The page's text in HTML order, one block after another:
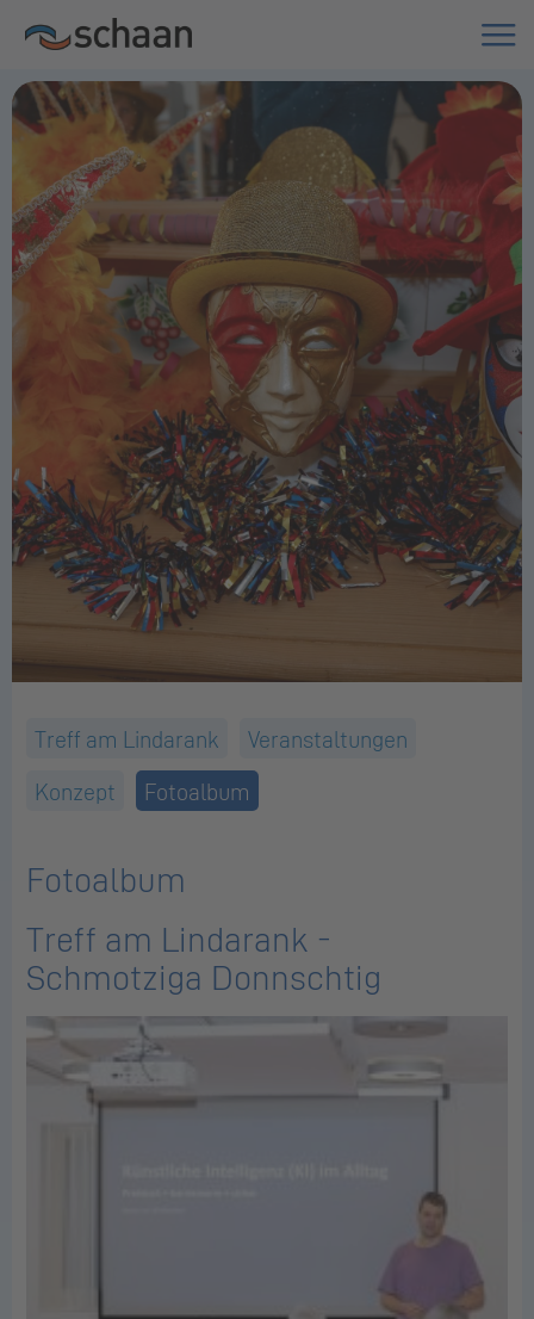
Treff am Lindarank
Veranstaltungen
Konzept
Fotoalbum
Fotoalbum
Treff am Lindarank -
Schmotziga Donnschtig